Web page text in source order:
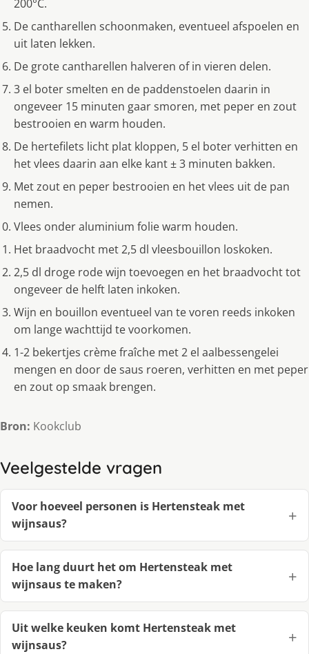
200°C.
De cantharellen schoonmaken, eventueel afspoelen en
uit laten lekken.
De grote cantharellen halveren of in vieren delen.
3 el boter smelten en de paddenstoelen daarin in
ongeveer 15 minuten gaar smoren, met peper en zout
bestrooien en warm houden.
De hertefilets licht plat kloppen, 5 el boter verhitten en
het vlees daarin aan elke kant ± 3 minuten bakken.
Met zout en peper bestrooien en het vlees uit de pan
nemen.
Vlees onder aluminium folie warm houden.
Het braadvocht met 2,5 dl vleesbouillon loskoken.
2,5 dl droge rode wijn toevoegen en het braadvocht tot
ongeveer de helft laten inkoken.
Wijn en bouillon eventueel van te voren reeds inkoken
om lange wachttijd te voorkomen.
1-2 bekertjes crème fraîche met 2 el aalbessengelei
mengen en door de saus roeren, verhitten en met peper
en zout op smaak brengen.
Bron: Kookclub
Veelgestelde vragen
Voor hoeveel personen is Hertensteak met
wijnsaus?
Hoe lang duurt het om Hertensteak met
wijnsaus te maken?
Uit welke keuken komt Hertensteak met
wijnsaus?